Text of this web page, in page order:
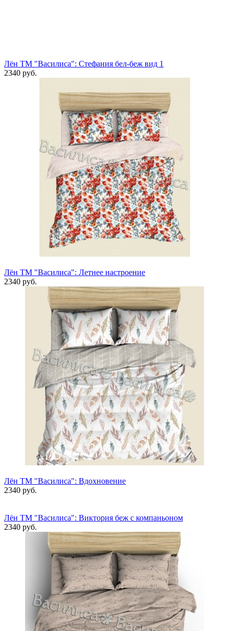
Лён ТМ "Василиса": Стефания бел-беж вид 1
2340 руб.
Лён ТМ "Василиса": Летнее настроение
2340 руб.
Лён ТМ "Василиса": Вдохновение
2340 руб.
Лён ТМ "Василиса": Виктория беж с компаньоном
2340 руб.